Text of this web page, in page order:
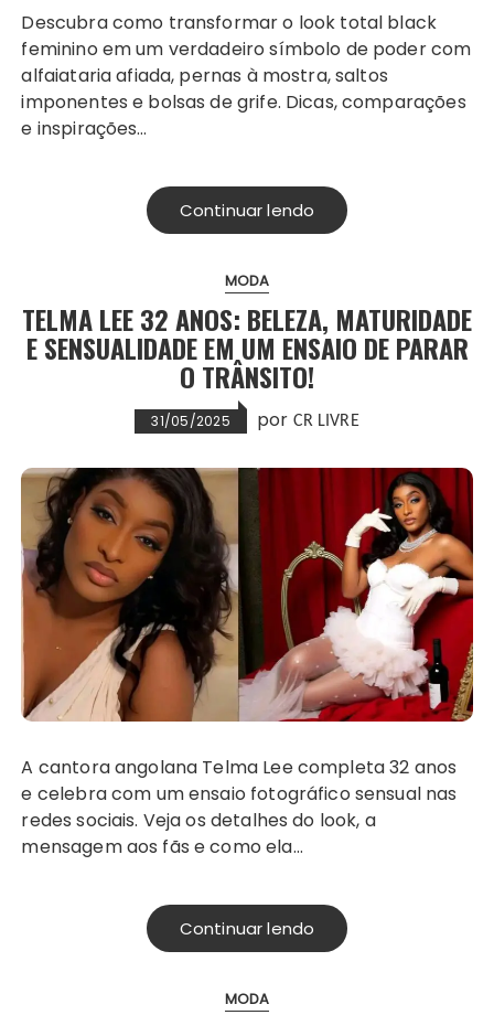
Descubra como transformar o look total black
feminino em um verdadeiro símbolo de poder com
alfaiataria afiada, pernas à mostra, saltos
imponentes e bolsas de grife. Dicas, comparações
e inspirações…
Continuar lendo
MODA
TELMA LEE 32 ANOS: BELEZA, MATURIDADE
E SENSUALIDADE EM UM ENSAIO DE PARAR
O TRÂNSITO!
31/05/2025 por CR LIVRE
A cantora angolana Telma Lee completa 32 anos
e celebra com um ensaio fotográfico sensual nas
redes sociais. Veja os detalhes do look, a
mensagem aos fãs e como ela…
Continuar lendo
MODA